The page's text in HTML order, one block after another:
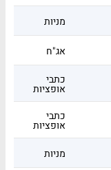
מניות
אג"ח
כתבי
אופציות
כתבי
אופציות
מניות